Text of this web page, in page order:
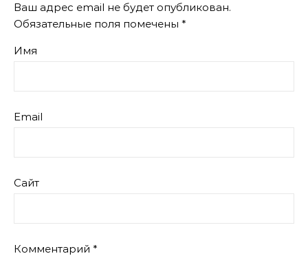
Ваш адрес email не будет опубликован.
Обязательные поля помечены *
Имя
Email
Сайт
Комментарий *